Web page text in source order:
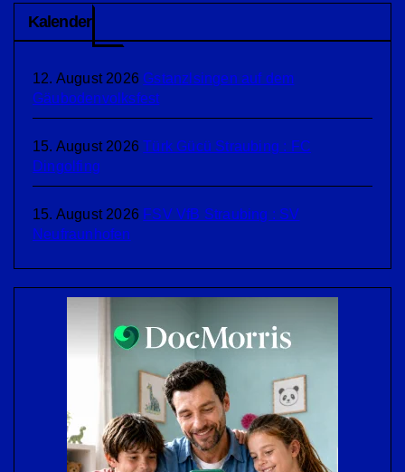
Kalender
12. August 2026 Gstanzlsingen auf dem
Gäubodenvolksfest
15. August 2026 Türk Gücü Straubing : FC
Dingolfing
15. August 2026 FSV VfB Straubing : SV
Neufraunhofen